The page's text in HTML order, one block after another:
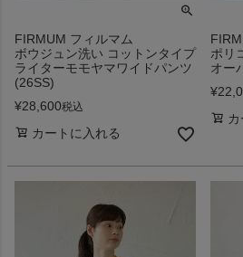
FIRMUM フィルマム
ボウジュン洗い コットンタイプ
ライターモモヤマワイドパンツ
(26SS)
¥28,600税込
カートに入れる
ポリ
オー
¥